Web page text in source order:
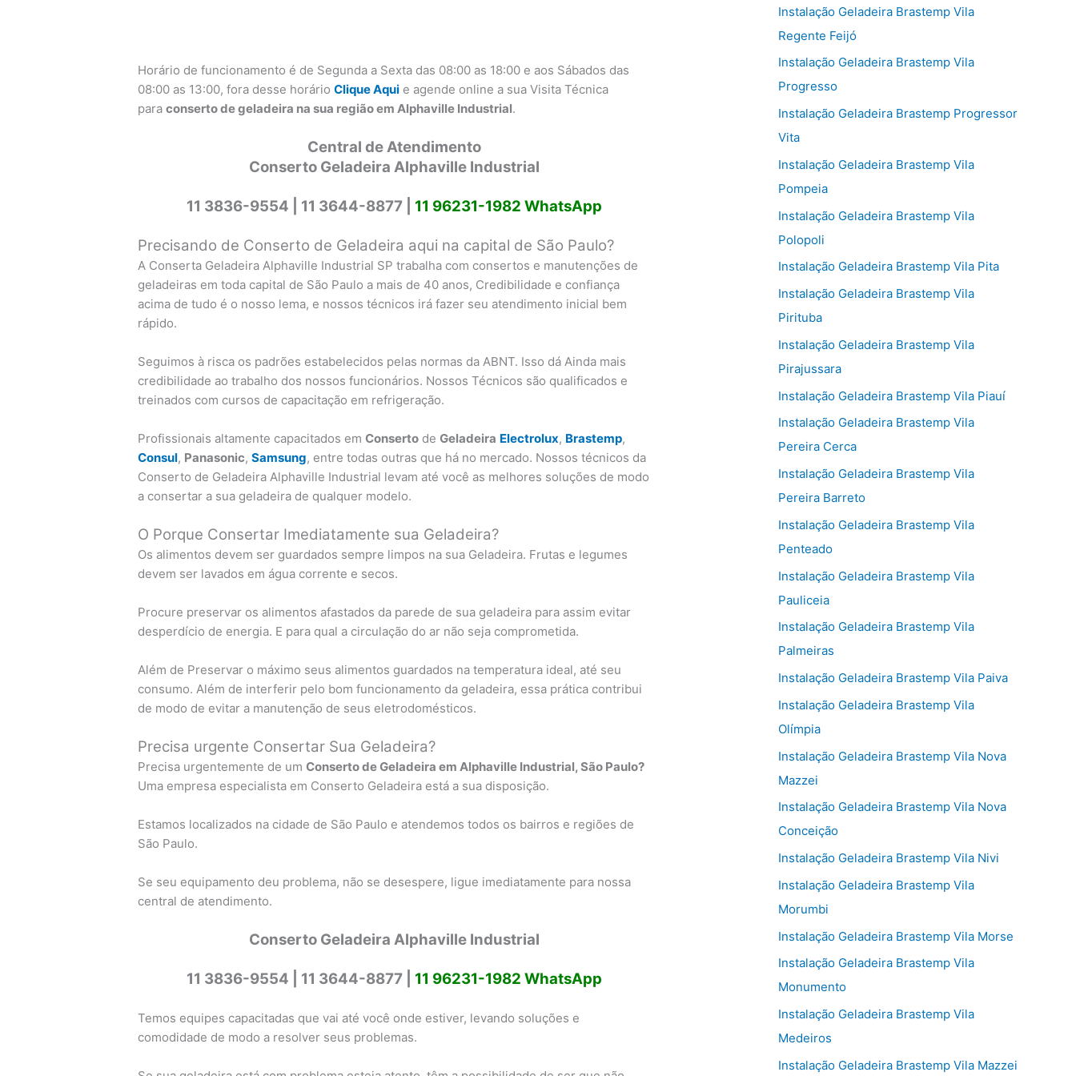
Horário de funcionamento é de Segunda a Sexta das 08:00 as 18:00 e aos Sábados das
08:00 as 13:00, fora desse horárioClique Aqui e agende online a sua Visita Técnica
paraconserto de geladeira na sua região em Alphaville Industrial.
Central de Atendimento
Conserto Geladeira Alphaville Industrial
11 3836-9554 | 11 3644-8877 | 11 96231-1982 WhatsApp
Precisando de Conserto de Geladeira aqui na capital de São Paulo?
A Conserta Geladeira Alphaville Industrial SP trabalha com consertos e manutenções de
geladeiras em toda capital de São Paulo a mais de 40 anos, Credibilidade e confiança
acima de tudo é o nosso lema, e nossos técnicos irá fazer seu atendimento inicial bem
rápido.
Seguimos à risca os padrões estabelecidos pelas normas da ABNT. Isso dá Ainda mais
credibilidade ao trabalho dos nossos funcionários. Nossos Técnicos são qualificados e
treinados com cursos de capacitação em refrigeração.
Profissionais altamente capacitados emConserto deGeladeira Electrolux, Brastemp,
Consul, Panasonic,Samsung, entre todas outras que há no mercado. Nossos técnicos da
Conserto de Geladeira Alphaville Industrial levam até você as melhores soluções de modo
a consertar a sua geladeira de qualquer modelo.
O Porque Consertar Imediatamente sua Geladeira?
Os alimentos devem ser guardados sempre limpos na sua Geladeira. Frutas e legumes
devem ser lavados em água corrente e secos.
Procure preservar os alimentos afastados da parede de sua geladeira para assim evitar
desperdício de energia. E para qual a circulação do ar não seja comprometida.
Além de Preservar o máximo seus alimentos guardados na temperatura ideal, até seu
consumo. Além de interferir pelo bom funcionamento da geladeira, essa prática contribui
de modo de evitar a manutenção de seus eletrodomésticos.
Precisa urgente Consertar Sua Geladeira?
Precisa urgentemente de umConserto de Geladeira em Alphaville Industrial, São Paulo?
Uma empresa especialista em Conserto Geladeira está a sua disposição.
Estamos localizados na cidade de São Paulo e atendemos todos os bairros e regiões de
São Paulo.
Se seu equipamento deu problema, não se desespere, ligue imediatamente para nossa
central de atendimento.
Conserto Geladeira Alphaville Industrial
11 3836-9554 | 11 3644-8877 | 11 96231-1982 WhatsApp
Temos equipes capacitadas que vai até você onde estiver, levando soluções e
comodidade de modo a resolver seus problemas.
Instalação Geladeira Brastemp Vila
Regente Feijó
Instalação Geladeira Brastemp Vila
Progresso
Instalação Geladeira Brastemp Progressor
Vita
Instalação Geladeira Brastemp Vila
Pompeia
Instalação Geladeira Brastemp Vila
Polopoli
Instalação Geladeira Brastemp Vila Pita
Instalação Geladeira Brastemp Vila
Pirituba
Instalação Geladeira Brastemp Vila
Pirajussara
Instalação Geladeira Brastemp Vila Piauí
Instalação Geladeira Brastemp Vila
Pereira Cerca
Instalação Geladeira Brastemp Vila
Pereira Barreto
Instalação Geladeira Brastemp Vila
Penteado
Instalação Geladeira Brastemp Vila
Pauliceia
Instalação Geladeira Brastemp Vila
Palmeiras
Instalação Geladeira Brastemp Vila Paiva
Instalação Geladeira Brastemp Vila
Olímpia
Instalação Geladeira Brastemp Vila Nova
Mazzei
Instalação Geladeira Brastemp Vila Nova
Conceição
Instalação Geladeira Brastemp Vila Nivi
Instalação Geladeira Brastemp Vila
Morumbi
Instalação Geladeira Brastemp Vila Morse
Instalação Geladeira Brastemp Vila
Monumento
Instalação Geladeira Brastemp Vila
Medeiros
Instalação Geladeira Brastemp Vila Mazzei